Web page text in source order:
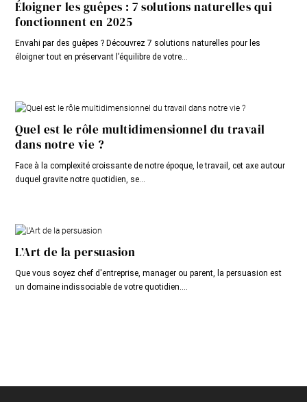
Éloigner les guêpes : 7 solutions naturelles qui
fonctionnent en 2025
Envahi par des guêpes ? Découvrez 7 solutions naturelles pour les
éloigner tout en préservant l’équilibre de votre...
Quel est le rôle multidimensionnel du travail
dans notre vie ?
Face à la complexité croissante de notre époque, le travail, cet axe autour
duquel gravite notre quotidien, se...
L’Art de la persuasion
Que vous soyez chef d'entreprise, manager ou parent, la persuasion est
un domaine indissociable de votre quotidien....